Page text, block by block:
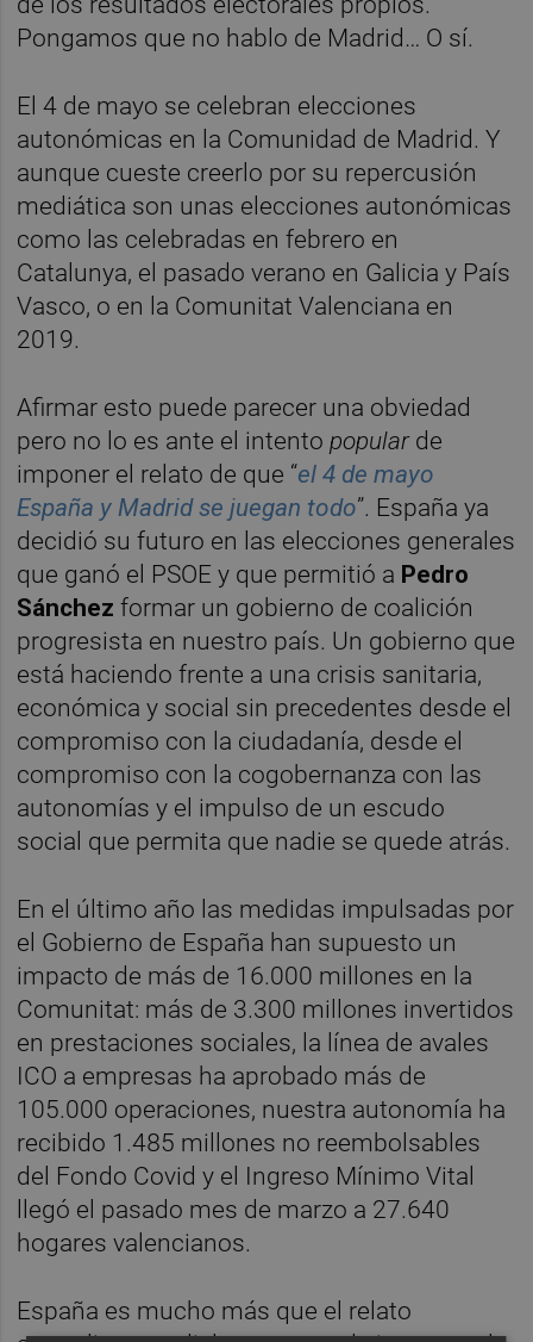
Pongamos que no hablo de Madrid… O sí.
El 4 de mayo se celebran elecciones
autonómicas en la Comunidad de Madrid. Y
aunque cueste creerlo por su repercusión
mediática son unas elecciones autonómicas
como las celebradas en febrero en
Catalunya, el pasado verano en Galicia y País
Vasco, o en la Comunitat Valenciana en
2019.
Afirmar esto puede parecer una obviedad
pero no lo es ante el intentopopularde
imponer el relato de que “el 4 de mayo
España y Madrid se juegan todo”. España ya
decidió su futuro en las elecciones generales
que ganó el PSOE y que permitió a Pedro
Sánchez formar un gobierno de coalición
progresista en nuestro país. Un gobierno que
está haciendo frente a una crisis sanitaria,
económica y social sin precedentes desde el
compromiso con la ciudadanía, desde el
compromiso con la cogobernanza con las
autonomías y el impulso de un escudo
social que permita que nadie se quede atrás.
En el último año las medidas impulsadas por
el Gobierno de España han supuesto un
impacto de más de 16.000 millones en la
Comunitat: más de 3.300 millones invertidos
en prestaciones sociales, la línea de avales
ICO a empresas ha aprobado más de
105.000 operaciones, nuestra autonomía ha
recibido 1.485 millones no reembolsables
del Fondo Covid y el Ingreso Mínimo Vital
llegó el pasado mes de marzo a 27.640
hogares valencianos.
España es mucho más que el relato